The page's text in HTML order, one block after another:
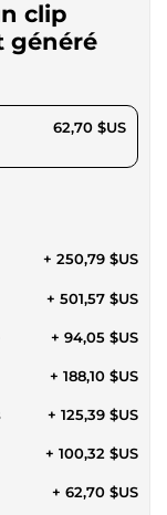
clip
généré
62,70 $US
+ 250,79 $US
+ 501,57 $US
+ 94,05 $US
+ 188,10 $US
+ 125,39 $US
+ 100,32 $US
+ 62,70 $US